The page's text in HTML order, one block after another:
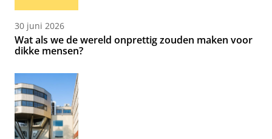
30 juni 2026
Wat als we de wereld onprettig zouden maken voor
dikke mensen?